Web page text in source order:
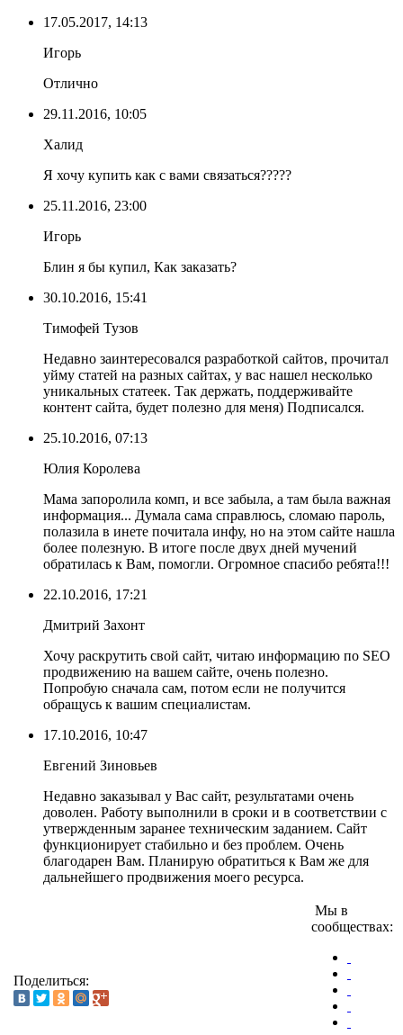
17.05.2017, 14:13
Игорь
Отлично
29.11.2016, 10:05
Халид
Я хочу купить как с вами связаться?????
25.11.2016, 23:00
Игорь
Блин я бы купил, Как заказать?
30.10.2016, 15:41
Тимофей Тузов
Недавно заинтересовался разработкой сайтов, прочитал
уйму статей на разных сайтах, у вас нашел несколько
уникальных статеек. Так держать, поддерживайте
контент сайта, будет полезно для меня) Подписался.
25.10.2016, 07:13
Юлия Королева
Мама запоролила комп, и все забыла, а там была важная
информация... Думала сама справлюсь, сломаю пароль,
полазила в инете почитала инфу, но на этом сайте нашла
более полезную. В итоге после двух дней мучений
обратилась к Вам, помогли. Огромное спасибо ребята!!!
22.10.2016, 17:21
Дмитрий Захонт
Хочу раскрутить свой сайт, читаю информацию по SEO
продвижению на вашем сайте, очень полезно.
Попробую сначала сам, потом если не получится
обращусь к вашим специалистам.
17.10.2016, 10:47
Евгений Зиновьев
Недавно заказывал у Вас сайт, результатами очень
доволен. Работу выполнили в сроки и в соответствии с
утвержденным заранее техническим заданием. Сайт
функционирует стабильно и без проблем. Очень
благодарен Вам. Планирую обратиться к Вам же для
дальнейшего продвижения моего ресурса.
Поделиться:
Мы в
сообществах: